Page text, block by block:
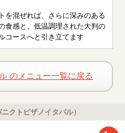
を混ぜれば、さらに深みのある
食感と、低温調理された大判の
コースへと引き立てます
のメニュー一覧に戻る
クトピザノイタバル）